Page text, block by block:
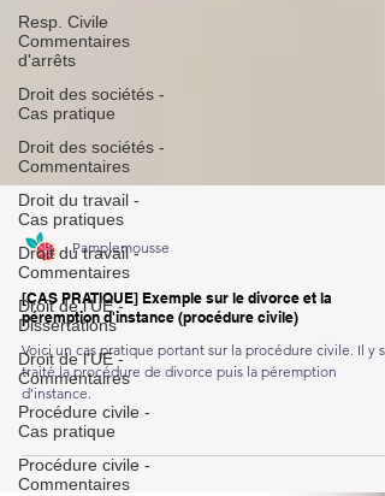
Resp. Civile
Commentaires
d'arrêts
Droit des sociétés -
Cas pratique
Droit des sociétés -
Commentaires
Droit du travail -
Cas pratiques
Droit du travail -
Commentaires
Droit de l'UE -
Dissertations
Droit de l'UE -
Commentaires
Procédure civile -
Cas pratique
Procédure civile -
Commentaires
Pamplemousse
[CAS PRATIQUE] Exemple sur le divorce et la
péremption d'instance (procédure civile)
Voici un cas pratique portant sur la procédure civile. Il y
traité la procédure de divorce puis la péremption
d’instance.